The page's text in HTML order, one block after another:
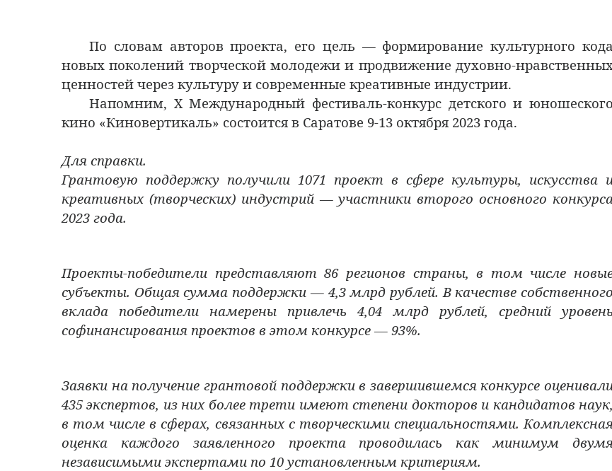
По словам авторов проекта, его цель — формирование культурного кода
новых поколений творческой молодежи и продвижение духовно-
ценностей через культуру и современные креативные индустрии.
Напомним, X Международный фестиваль-конкурс детского и юношеского
кино «Киновертикаль» состоится в Саратове 9-13 октября 2023 года.
Для справки.
Грантовую поддержку получили 1071 проект в сфере культуры, искусства
креативных (творческих) индустрий — участники второго основного
2023 года.
Проекты-победители представляют 86 регионов страны, в том числе
субъекты. Общая сумма поддержки — 4,3 млрд рублей. В качестве собственного
вклада победители намерены привлечь 4,04 млрд рублей, средний уровень
софинансирования проектов в этом конкурсе — 93%.
Заявки на получение грантовой поддержки в завершившемся конкурсе
435 экспертов, из них более трети имеют степени докторов и кандидатов наук,
в том числе в сферах, связанных с творческими специальностями.
оценка каждого заявленного проекта проводилась как минимум
независимыми экспертами по 10 установленным критериям.